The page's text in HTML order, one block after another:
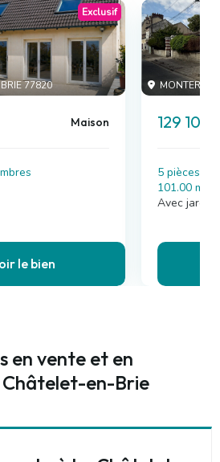
77820
Exclusif
Maison
le bien
129 100
5 pièces , 3
101.00 m²
Avec jardin
en vente et en
en-Brie